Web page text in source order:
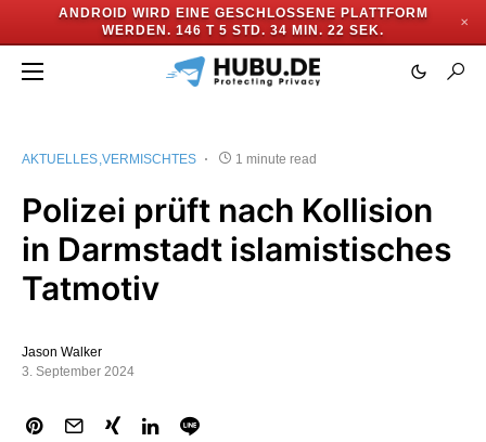
ANDROID WIRD EINE GESCHLOSSENE PLATTFORM
WERDEN. 146 T 5 STD. 34 MIN. 21 SEK.
✕
AKTUELLES VERMISCHTES 1 minute read
Polizei prüft nach Kollision
in Darmstadt islamistisches
Tatmotiv
Jason Walker
3. September 2024